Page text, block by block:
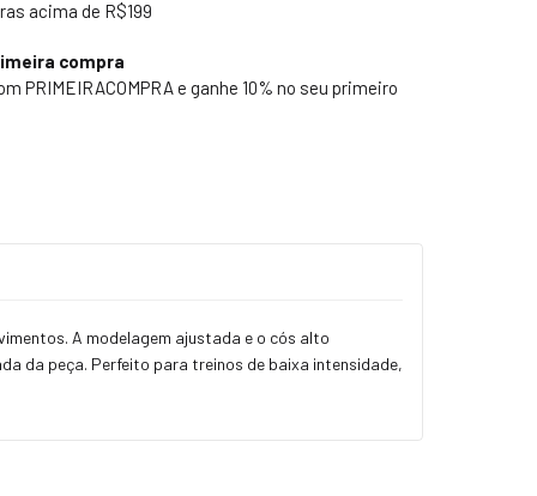
acima de R$199
compra
PRIMEIRACOMPRA e ganhe 10% no seu primeiro
A modelagem ajustada e o cós alto
da peça. Perfeito para treinos de baixa intensidade,